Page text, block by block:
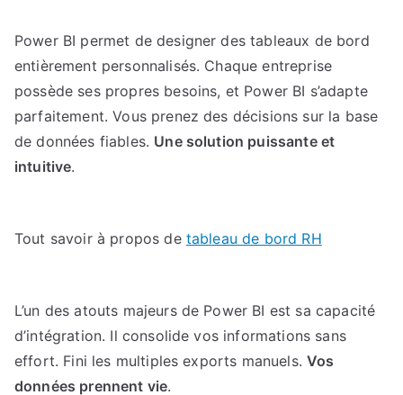
Power BI permet de designer des tableaux de bord
entièrement personnalisés. Chaque entreprise
possède ses propres besoins, et Power BI s’adapte
parfaitement. Vous prenez des décisions sur la base
de données fiables. Une solution puissante et
intuitive.
Tout savoir à propos de tableau de bord RH
L’un des atouts majeurs de Power BI est sa capacité
d’intégration. Il consolide vos informations sans
effort. Fini les multiples exports manuels.Vos
données prennent vie.